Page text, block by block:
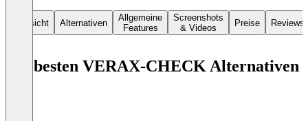
Übersicht Alternativen
Allgemeine
Features
Screenshots
& Videos
Preise Reviews
Die besten VERAX-CHECK Alternativen